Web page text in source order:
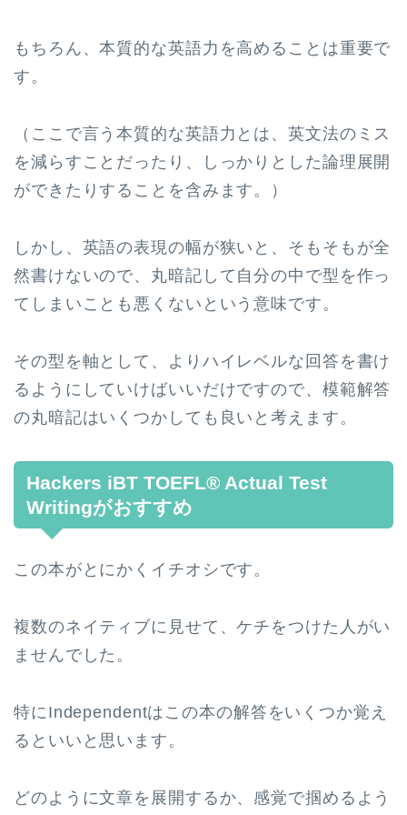
もちろん、本質的な英語力を高めることは重要で
す。
（ここで言う本質的な英語力とは、英文法のミス
を減らすことだったり、しっかりとした論理展開
ができたりすることを含みます。）
しかし、英語の表現の幅が狭いと、そもそもが全
然書けないので、丸暗記して自分の中で型を作っ
てしまいことも悪くないという意味です。
その型を軸として、よりハイレベルな回答を書け
るようにしていけばいいだけですので、模範解答
の丸暗記はいくつかしても良いと考えます。
Hackers iBT TOEFL® Actual Test
Writingがおすすめ
この本がとにかくイチオシです。
複数のネイティブに見せて、ケチをつけた人がい
ませんでした。
特にIndependentはこの本の解答をいくつか覚え
るといいと思います。
どのように文章を展開するか、感覚で掴めるよう